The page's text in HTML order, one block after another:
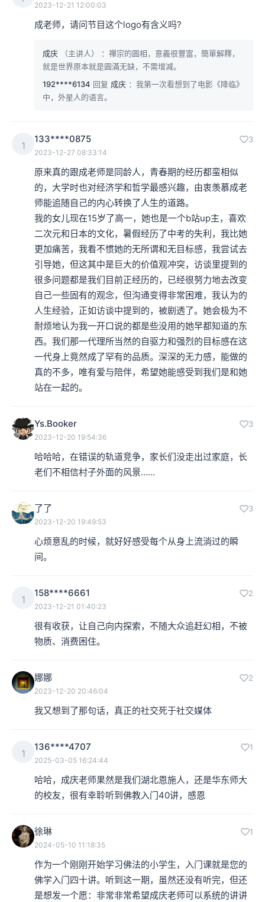
2023-12-21 12:00:03
成老师，请问节目这个logo有含义吗?
成庆 （主讲人）
：禪宗的圓相，意義很豐富，簡單解釋，
就是世界原本就是圓滿无缺，不需增减。
192****6134 回复 成庆 ：我第一次看想到了电影《降临》
中，外星人的语言。
1
133****0875 3
2023-12-27 08:33:14
原来真的跟成老师是同龄人，青春期的经历都蛮相似
的，大学时也对经济学和哲学最感兴趣，由衷羡慕成老
师能追随自己的内心转换了人生的道路。
我的女儿现在15岁了高一，她也是一个b站up主，喜欢
二次元和日本的文化，暑假经历了中考的失利，我比她
更加痛苦，我看不惯她的无所谓和无目标感，我尝试去
引导她，但这其中是巨大的价值观冲突，访谈里提到的
很多问题都是我们目前正经历的，已经很努力地去改变
自己一些固有的观念，但沟通变得非常困难，我认为的
人生经验，正如访谈中提到的，被剧透了。她会极为不
耐烦地认为我一开口说的都是些没用的她早都知道的东
西。我们那一代理所当然的自驱力和强烈的目标感在这
一代身上竟然成了罕有的品质。深深的无力感，能做的
真的不多，唯有爱与陪伴，希望她能感受到我们是和她
站在一起的。
Ys.Booker 3
2023-12-20 19:54:36
哈哈哈，在错误的轨道竞争，家长们没走出过家庭，长
老们不相信村子外面的风景……
了了 3
2023-12-20 19:49:53
心烦意乱的时候，就好好感受每个从身上流淌过的瞬
间。
1
158****6661 2
2023-12-21 01:40:23
很有收获，让自己向内探索，不随大众追赶幻相，不被
物质、消费困住。
娜娜 2
2023-12-20 20:46:04
我又想到了那句话，真正的社交死于社交媒体
1
136****4707 1
2025-03-05 16:24:44
哈哈，成庆老师果然是我们湖北恩施人，还是华东师大
的校友，很有幸聆听到佛教入门40讲，感恩
徐琳 1
2024-05-10 11:18:35
作为一个刚刚开始学习佛法的小学生，入门课就是您的
佛学入门四十讲。听到这一期，虽然还没有听完，但还
是想发一个愿：非常非常希望成庆老师可以系统的讲讲